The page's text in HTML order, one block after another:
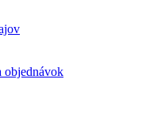
objednávok